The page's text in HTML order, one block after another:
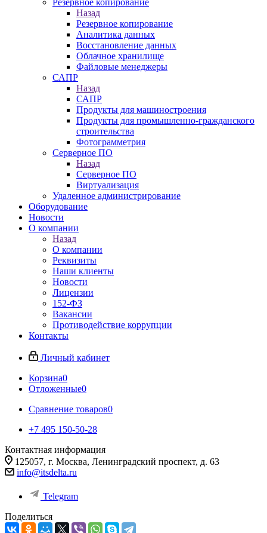
Резервное копирование
Назад
Резервное копирование
Аналитика данных
Восстановление данных
Облачное хранилище
Файловые менеджеры
САПР
Назад
САПР
Продукты для машиностроения
Продукты для промышленно-гражданского
строительства
Фотограмметрия
Серверное ПО
Назад
Серверное ПО
Виртуализация
Удаленное администрирование
Оборудование
Новости
О компании
Назад
О компании
Реквизиты
Наши клиенты
Новости
Лицензии
152-ФЗ
Вакансии
Противодействие коррупции
Контакты
Личный кабинет
Корзина0
Отложенные0
Сравнение товаров0
+7 495 150-50-28
Контактная информация
125057, г. Москва, Ленинградский проспект, д. 63
info@itsdelta.ru
Telegram
Поделиться